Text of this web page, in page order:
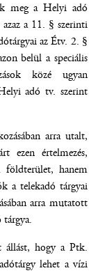
meg a Helyi adó
a 11. § szerinti
az Étv. 2. §
belül a speciális
közé ugyan
adó tv. szerint
arra utalt,
értelmezés,
hanem
a telekadó tárgyai
arra mutatott
állást, hogy a Ptk.
lehet a vízi